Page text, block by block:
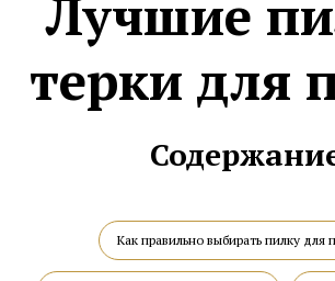
Лучшие
терки для
Как правильно выбирать пилку для